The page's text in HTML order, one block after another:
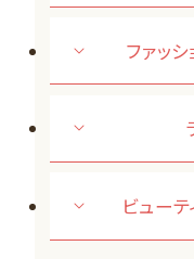
ファッ
ビューテ